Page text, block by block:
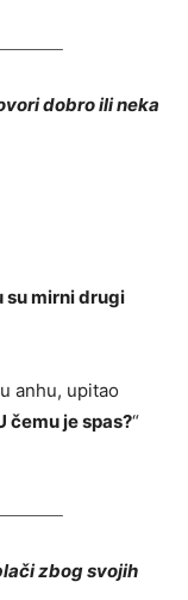
dobro ili neka
su mirni drugi
anhu, upitao
čemu je spas?“
zbog svojih